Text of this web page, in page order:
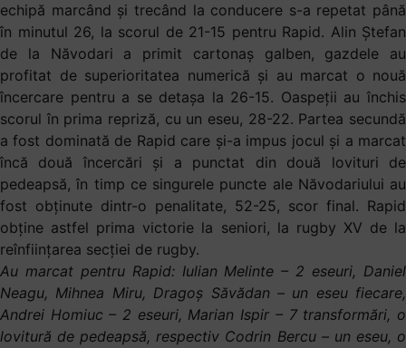
echipă marcând și trecând la conducere s-a repetat până
în minutul 26, la scorul de 21-15 pentru Rapid. Alin Ștefan
de la Năvodari a primit cartonaș galben, gazdele au
profitat de superioritatea numerică și au marcat o nouă
încercare pentru a se detașa la 26-15. Oaspeții au închis
scorul în prima repriză, cu un eseu, 28-22. Partea secundă
a fost dominată de Rapid care și-a impus jocul și a marcat
încă două încercări și a punctat din două lovituri de
pedeapsă, în timp ce singurele puncte ale Năvodariului au
fost obținute dintr-o penalitate, 52-25, scor final. Rapid
obține astfel prima victorie la seniori, la rugby XV de la
reînființarea secției de rugby.
Au marcat pentru Rapid: Iulian Melinte – 2 eseuri, Daniel
Neagu, Mihnea Miru, Dragoș Săvădan – un eseu fiecare,
Andrei Homiuc – 2 eseuri, Marian Ispir – 7 transformări, o
lovitură de pedeapsă, respectiv Codrin Bercu – un eseu, o